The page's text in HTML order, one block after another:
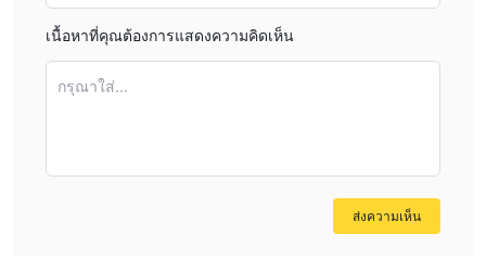
เนื้อหาที่คุณต้องการแสดงความคิดเห็น
กรุณาใส่...
ส่งความเห็น